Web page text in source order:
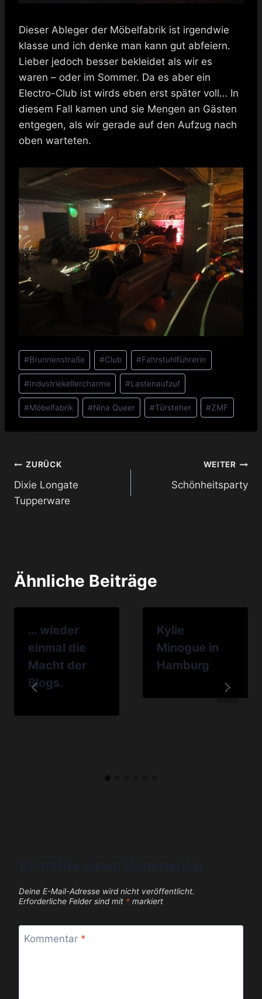
Dieser Ableger der Möbelfabrik ist irgendwie
klasse und ich denke man kann gut abfeiern.
Lieber jedoch besser bekleidet als wir es
waren – oder im Sommer. Da es aber ein
Electro-Club ist wirds eben erst später voll… In
diesem Fall kamen und sie Mengen an Gästen
entgegen, als wir gerade auf den Aufzug nach
oben warteten.
Schlagworte:
#Brunnenstraße #Club #Fahrstuhlführerin
#Industriekellercharme #Lastenaufzuf
#Möbelfabrik #Nina Queer #Türsteher #ZMF
Beitragsnavigation
ZURÜCK
Dixie Longate
Tupperware
WEITER
Schönheitsparty
Ähnliche Beiträge
… wieder
einmal die
Macht der
Blogs.
Kylie
Minogue in
Hamburg
Deine E-Mail-Adresse wird nicht veröffentlicht.
Erforderliche Felder sind mit * markiert
Kommentar *